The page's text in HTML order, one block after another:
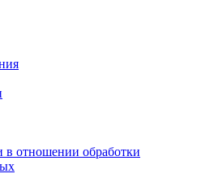
отношении обработки